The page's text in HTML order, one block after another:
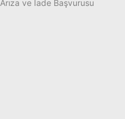
Arıza ve İade Başvurusu